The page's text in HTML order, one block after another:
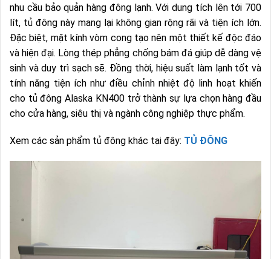
nhu cầu bảo quản hàng đông lạnh. Với dung tích lên tới 700
lít, tủ đông này mang lại không gian rộng rãi và tiện ích lớn.
Đặc biệt, mặt kính vòm cong tạo nên một thiết kế độc đáo
và hiện đại. Lòng thép phẳng chống bám đá giúp dễ dàng vệ
sinh và duy trì sạch sẽ. Đồng thời, hiệu suất làm lạnh tốt và
tính năng tiện ích như điều chỉnh nhiệt độ linh hoạt khiến
cho tủ đông Alaska KN400 trở thành sự lựa chọn hàng đầu
cho cửa hàng, siêu thị và ngành công nghiệp thực phẩm.
Xem các sản phẩm tủ đông khác tại đây: TỦ ĐÔNG